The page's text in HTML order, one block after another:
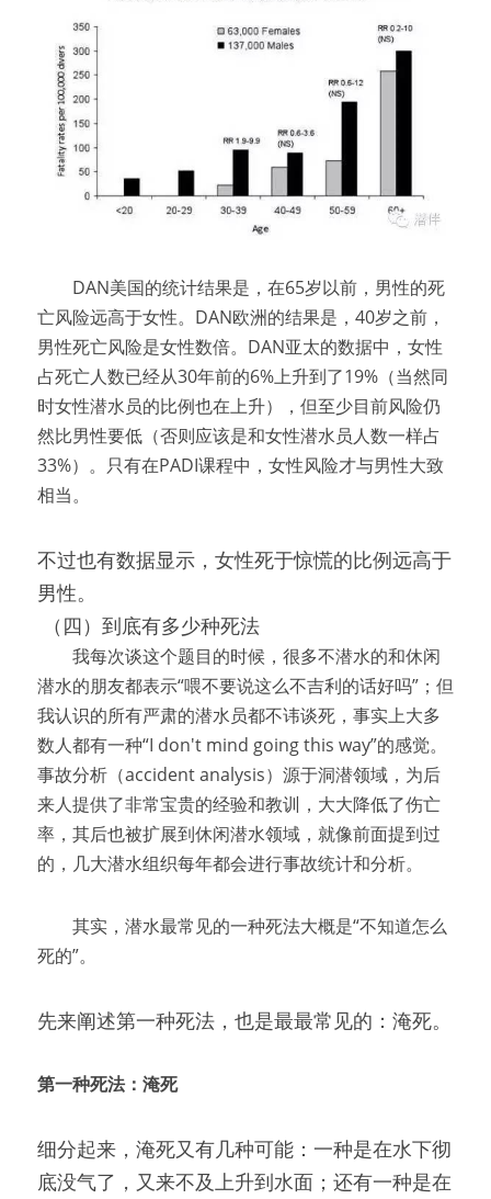
DAN美国的统计结果是，在65岁以前，男性的死
亡风险远高于女性。DAN欧洲的结果是，40岁之前，
男性死亡风险是女性数倍。DAN亚太的数据中，女性
占死亡人数已经从30年前的6%上升到了19%（当然同
时女性潜水员的比例也在上升），但至少目前风险仍
然比男性要低（否则应该是和女性潜水员人数一样占
33%）。只有在PADI课程中，女性风险才与男性大致
相当。
不过也有数据显示，女性死于惊慌的比例远高于
男性。
（四）到底有多少种死法
我每次谈这个题目的时候，很多不潜水的和休闲
潜水的朋友都表示“喂不要说这么不吉利的话好吗”；但
我认识的所有严肃的潜水员都不讳谈死，事实上大多
数人都有一种“I don't mind going this way”的感觉。
事故分析（accident analysis）源于洞潜领域，为后
来人提供了非常宝贵的经验和教训，大大降低了伤亡
率，其后也被扩展到休闲潜水领域，就像前面提到过
的，几大潜水组织每年都会进行事故统计和分析。
其实，潜水最常见的一种死法大概是“不知道怎么
死的”。
先来阐述第一种死法，也是最最常见的：淹死。
第一种死法：淹死
细分起来，淹死又有几种可能：一种是在水下彻
底没气了，又来不及上升到水面；还有一种是在